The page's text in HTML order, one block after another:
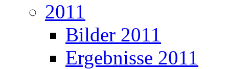
2011
Bilder 2011
Ergebnisse 2011